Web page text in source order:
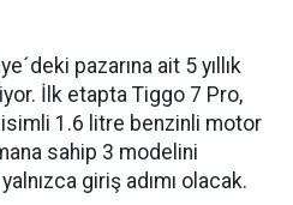
pazarına ait 5 yıllık
İlk etapta Tiggo 7 Pro,
1.6 litre benzinli motor
sahip 3 modelini
giriş adımı olacak.